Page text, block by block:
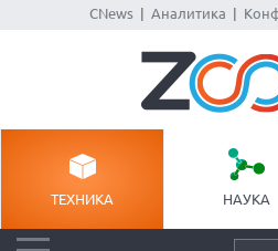
CNews| Аналитика
ТЕХНИКА НАУКА